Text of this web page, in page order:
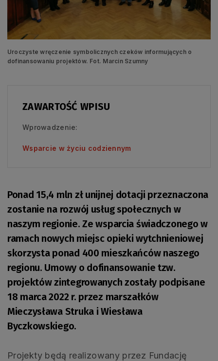
Uroczyste wręczenie symbolicznych czeków informujących o
dofinansowaniu projektów. Fot. Marcin Szumny
ZAWARTOŚĆ WPISU
Wprowadzenie:
Wsparcie w życiu codziennym
Ponad 15,4 mln zł unijnej dotacji przeznaczona
zostanie na rozwój usług społecznych w
naszym regionie. Ze wsparcia świadczonego w
ramach nowych miejsc opieki wytchnieniowej
skorzysta ponad 400 mieszkańców naszego
regionu. Umowy o dofinansowanie tzw.
projektów zintegrowanych zostały podpisane
18 marca 2022 r. przez marszałków
Mieczysława Struka i Wiesława
Byczkowskiego.
Projekty będą realizowany przez Fundację